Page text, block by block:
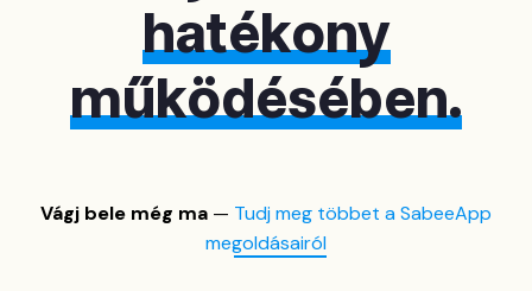
hatékony
működésében.
Vágj bele még ma — Tudj meg többet a SabeeApp
megoldásairól